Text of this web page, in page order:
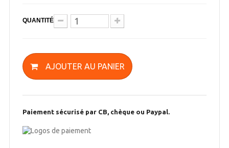
QUANTITÉ
AJOUTER AU PANIER
Paiement sécurisé par CB, chèque ou Paypal.